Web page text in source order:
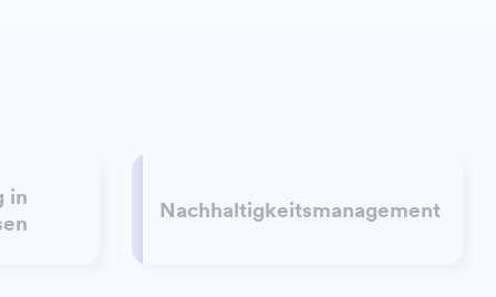
in
Nachhaltigkeitsmanagement